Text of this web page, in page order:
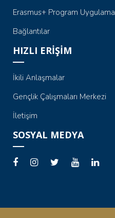
Erasmus+ Program
Bağlantılar
HIZLI ERİŞİM
İkili Anlaşmalar
Gençlik Çalışmaları Merkezi
İletişim
SOSYAL MEDYA